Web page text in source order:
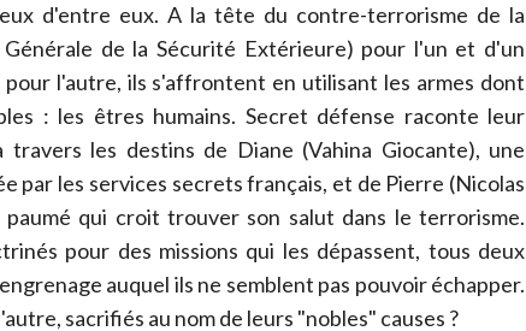
d'entre eux. A la tête du contre-terrorisme de la
Générale de la Sécurité Extérieure) pour l'un et d'un
l'autre, ils s'affrontent en utilisant les armes dont
: les êtres humains. Secret défense raconte leur
les destins de Diane (Vahina Giocante), une
par les services secrets français, et de Pierre (Nicolas
paumé qui croit trouver son salut dans le terrorisme.
pour des missions qui les dépassent, tous deux
auquel ils ne semblent pas pouvoir échapper.
sacrifiés au nom de leurs "nobles" causes ?